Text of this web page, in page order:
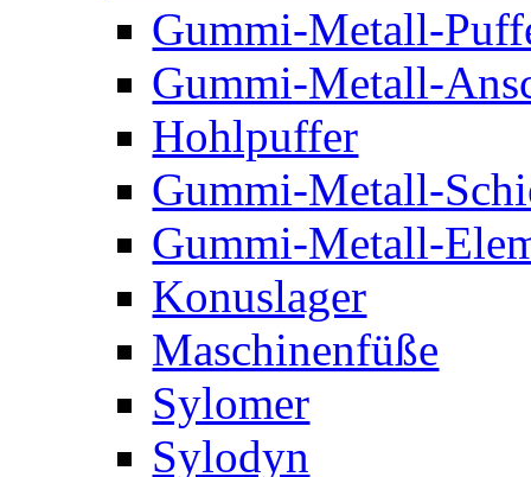
Gummi-Metall-
Gummi-Metall-
Hohlpuffer
Gummi-Metall-
Gummi-Metall-
Konuslager
Maschinenfüße
Sylomer
Sylodyn